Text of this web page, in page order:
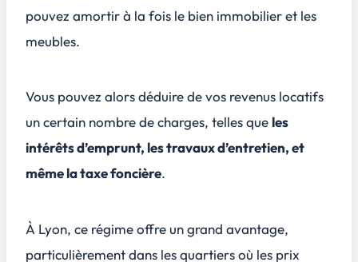
pouvez amortir à la fois le bien immobilier et les
meubles.
Vous pouvez alors déduire de vos revenus locatifs
un certain nombre de charges, telles que les
intérêts d’emprunt, les travaux d’entretien, et
même la taxe foncière.
À Lyon, ce régime offre un grand avantage,
particulièrement dans les quartiers où les prix